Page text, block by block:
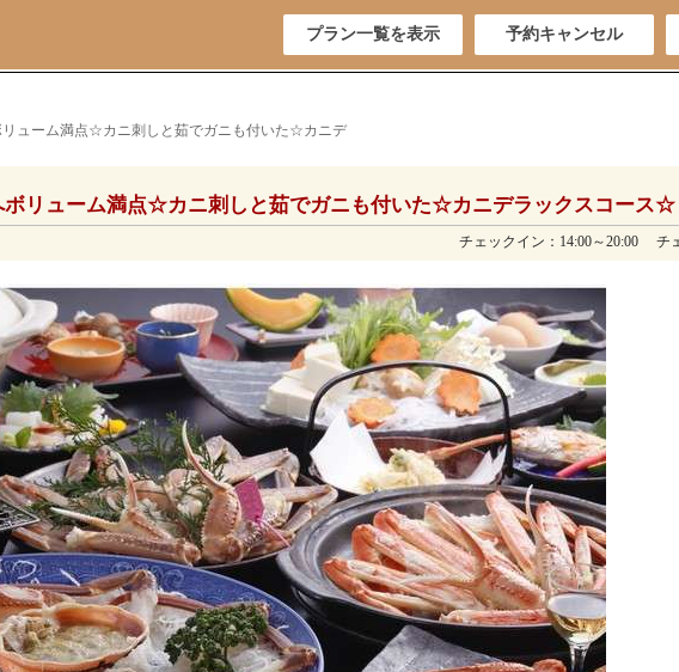
プラン一覧を表示 予約キャンセル
ューム満点☆カニ刺しと茹でガニも付いた☆カニデ
リューム満点☆カニ刺しと茹でガニも付いた☆カニデラックスコース☆
チェックイン：14:00～20:00 チ